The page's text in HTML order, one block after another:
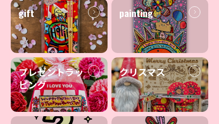
gift painting
プレゼントラッ
ピング
クリスマス